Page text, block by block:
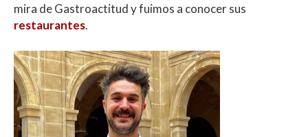
mira de Gastroactitud y fuimos a conocer sus
restaurantes.